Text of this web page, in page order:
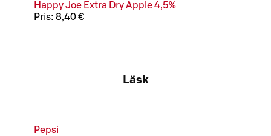
Happy Joe Extra Dry Apple 4,5%
Pris: 8,40 €
Läsk
Pepsi